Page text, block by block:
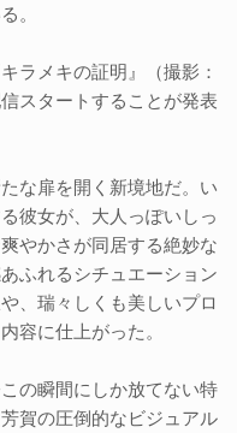
。
ラメキの証明』（撮影：
スタートすることが発表
な扉を開く新境地だ。い
彼女が、大人っぽいしっ
やかさが同居する絶妙な
ふれるシチュエーション
、瑞々しくも美しいプロ
容に仕上がった。
の瞬間にしか放てない特
賀の圧倒的なビジュアル